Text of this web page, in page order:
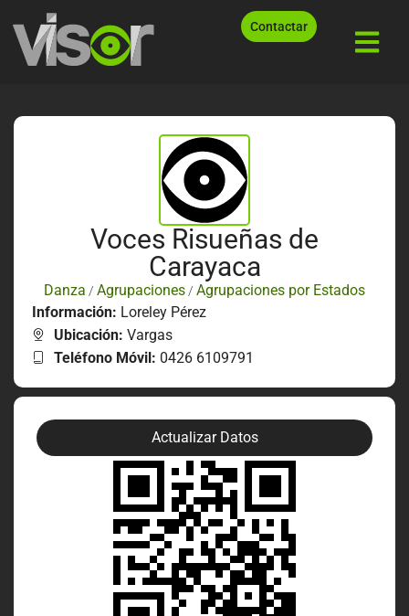
Contactar
Voces Risueñas de
Carayaca
Danza / Agrupaciones / Agrupaciones por Estados
Información: Loreley Pérez
Ubicación: Vargas
Teléfono Móvil: 0426 6109791
Actualizar Datos